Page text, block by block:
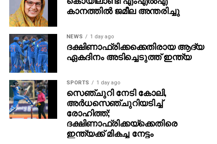
കാനത്തില്‍ ജമീല അന്തരിച്ചു
NEWS 1 day ago
ദക്ഷിണാഫ്രിക്കക്കെതിരായ ആദ്യ
ഏകദിനം അടിച്ചെടുത്ത് ഇന്ത്യ
SPORTS 1 day ago
സെഞ്ചുറി നേടി കോലി,
അര്‍ധസെഞ്ചുറിയടിച്ച്
രോഹിത്ത്;
ദക്ഷിണാഫ്രിക്കയ്‌ക്കെതിരെ
ഇന്ത്യക്ക് മികച്ച നേട്ടം